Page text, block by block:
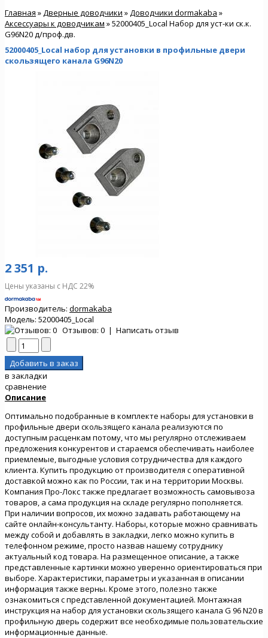
Главная » Дверные доводчики » Доводчики dormakaba »
Аксессуары к доводчикам » 52000405_Local Набор для уст-ки ск.к.
G96N20 д/проф.дв.
52000405_Local набор для установки в профильные двери
скользящего канала G96N20
2 351 р.
Цены указаны с НДС 22%
Производитель: dormakaba
Модель: 52000405_Local
Отзывов: 0 | Написать отзыв
в закладки
сравнение
Описание
Оптимально подобранные в комплекте наборы для установки в
профильные двери скользящего канала реализуются по
доступным расценкам потому, что мы регулярно отслеживаем
предложения конкурентов и стараемся обеспечивать наиболее
приемлемые, выгодные условия сотрудничества для каждого
клиента. Купить продукцию от производителя с оперативной
доставкой можно как по России, так и на территории Москвы.
Компания Про-Локс также предлагает возможность самовывоза
товаров, а сама продукция на складе регулярно пополняется.
При наличии вопросов, их можно задавать работающему на
сайте онлайн-консультанту. Наборы, которые можно сравнивать
между собой и добавлять в закладки, легко можно купить в
телефонном режиме, просто назвав нашему сотруднику
актуальный код товара. На размещенное описание, а также
представленные картинки можно уверенно ориентироваться при
выборе. Характеристики, параметры и указанная в описании
информация также верны. Кроме этого, полезно также
ознакомиться с представленной документацией. Монтажная
инструкция на набор для установки скользящего канала G 96 N20 в
профильную дверь содержит все необходимые пользовательские
информационные данные.